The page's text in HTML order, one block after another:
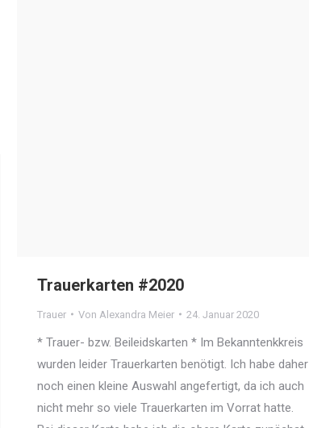
Trauerkarten #2020
Trauer Von Alexandra Meier 24. Januar 2020
* Trauer- bzw. Beileidskarten * Im Bekanntenkkreis
wurden leider Trauerkarten benötigt. Ich habe daher
noch einen kleine Auswahl angefertigt, da ich auch
nicht mehr so viele Trauerkarten im Vorrat hatte.